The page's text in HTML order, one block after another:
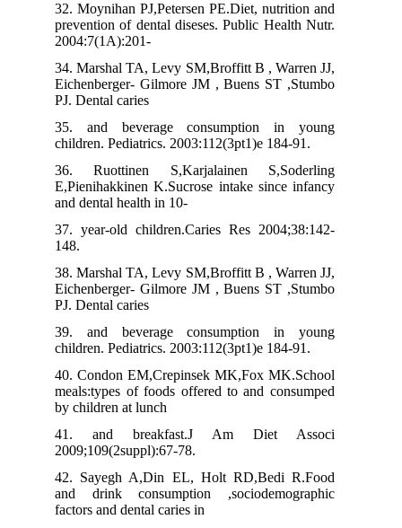
32. Moynihan PJ,Petersen PE.Diet, nutrition and
prevention of dental diseses. Public Health Nutr.
2004:7(1A):201-
34. Marshal TA, Levy SM,Broffitt B , Warren JJ,
Eichenberger- Gilmore JM , Buens ST ,Stumbo
PJ. Dental caries
35. and beverage consumption in young
children. Pediatrics. 2003:112(3pt1)e 184-91.
36. Ruottinen S,Karjalainen S,Soderling
E,Pienihakkinen K.Sucrose intake since infancy
and dental health in 10-
37. year-old children.Caries Res 2004;38:142-
148.
38. Marshal TA, Levy SM,Broffitt B , Warren JJ,
Eichenberger- Gilmore JM , Buens ST ,Stumbo
PJ. Dental caries
39. and beverage consumption in young
children. Pediatrics. 2003:112(3pt1)e 184-91.
40. Condon EM,Crepinsek MK,Fox MK.School
meals:types of foods offered to and consumped
by children at lunch
41. and breakfast.J Am Diet Associ
2009;109(2suppl):67-78.
42. Sayegh A,Din EL, Holt RD,Bedi R.Food
and drink consumption ,sociodemographic
factors and dental caries in